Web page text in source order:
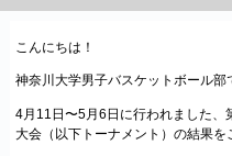
こんにちは！
神奈川大学男子バスケットボール部
4月11日〜5月6日に行われました、
大会（以下トーナメント）の結果を